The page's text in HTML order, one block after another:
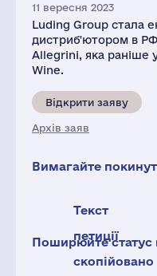
11 вересня 2023
Luding Group стала
дистриб'ютором в РФ
Allegrini, яка раніше
Wine.
Відкрити заяву
Архів заяв
Вимагайте
Текст
петиції
скопійовано
Поширюйте статус